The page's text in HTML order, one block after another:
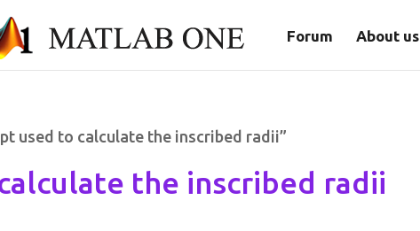
Forum About us
used to calculate the inscribed radii”
the inscribed radii